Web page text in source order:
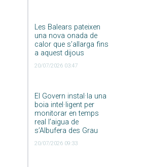
Les Balears pateixen
una nova onada de
calor que s’allarga fins
a aquest dijous
20/07/2026 03:47
El Govern instal·la una
boia intel·ligent per
monitorar en temps
real l’aigua de
s’Albufera des Grau
20/07/2026 09:33